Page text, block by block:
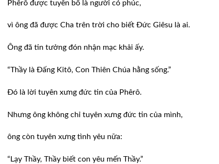
Phêrô được tuyên bố là người có phúc,
vì ông đã được Cha trên trời cho biết Ðức Giêsu là ai.
Ông đã tin tưởng đón nhận mạc khải ấy.
“Thầy là Ðấng Kitô, Con Thiên Chúa hằng sống.”
Ðó là lời tuyên xưng đức tin của Phêrô.
Nhưng ông không chỉ tuyên xưng đức tin của mình,
ông còn tuyên xưng tình yêu nữa:
“Lạy Thầy, Thầy biết con yêu mến Thầy.”